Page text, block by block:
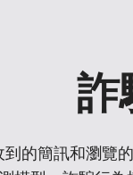
詐
的簡訊和瀏覽